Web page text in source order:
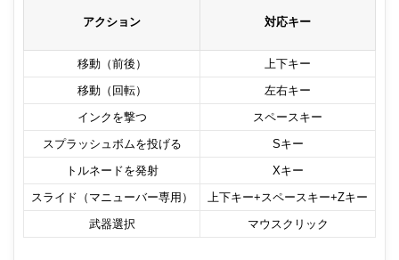
アクション 対応キー
移動（前後）
上下キー
移動（回転）
左右キー
インクを撃つ
スペースキー
スプラッシュボムを投げる
Sキー
トルネードを発射
Xキー
スライド（マニューバー専用）
上下キー+スペースキー+Zキー
武器選択
マウスクリック